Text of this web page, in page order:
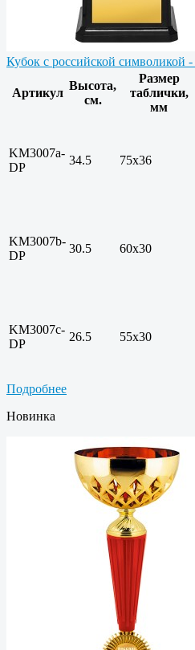
Кубок с российской символикой
Артикул
Высота,
см.
Размер
таблички,
мм
KM3007a-
DP
34.5 75х36
KM3007b-
DP
30.5 60х30
KM3007c-
DP
26.5 55х30
Подробнее
Новинка